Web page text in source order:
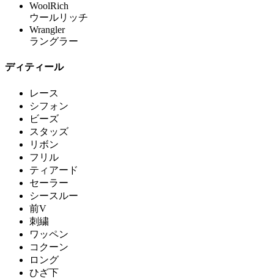
WoolRich
ウールリッチ
Wrangler
ラングラー
ディティール
レース
シフォン
ビーズ
スタッズ
リボン
フリル
ティアード
セーラー
シースルー
前V
刺繍
ワッペン
コクーン
ロング
ひざ下